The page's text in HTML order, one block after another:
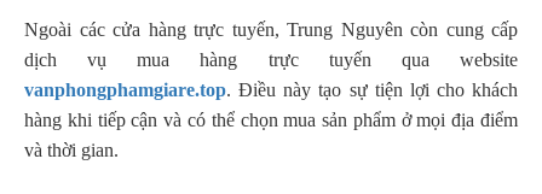
Ngoài các cửa hàng trực tuyến, Trung Nguyên còn cung cấp
dịch vụ mua hàng trực tuyến qua website
vanphongphamgiare.top. Điều này tạo sự tiện lợi cho khách
hàng khi tiếp cận và có thể chọn mua sản phẩm ở mọi địa điểm
và thời gian.